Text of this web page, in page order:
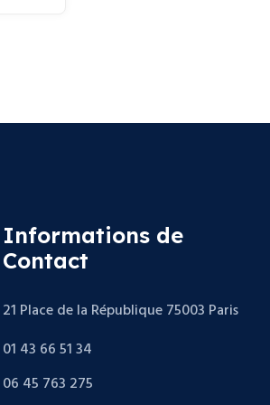
Informations de
Contact
21 Place de la République 75003 Paris
01 43 66 51 34
06 45 763 275